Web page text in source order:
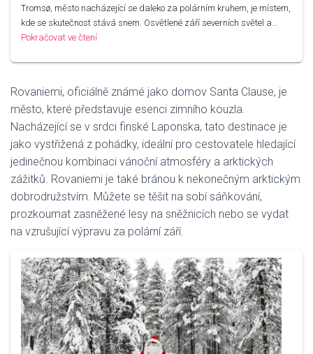
Tromsø, město nacházející se daleko za polárním kruhem, je místem,
kde se skutečnost stává snem. Osvětlené září severních světel a…
Pokračovat ve čtení
Rovaniemi, oficiálně známé jako domov Santa Clause, je
město, které představuje esenci zimního kouzla.
Nacházející se v srdci finské Laponska, tato destinace je
jako vystřižená z pohádky, ideální pro cestovatele hledající
jedinečnou kombinaci vánoční atmosféry a arktických
zážitků. Rovaniemi je také bránou k nekonečným arktickým
dobrodružstvím. Můžete se těšit na sobí sáňkování,
prozkoumat zasněžené lesy na sněžnicích nebo se vydat
na vzrušující výpravu za polární září.